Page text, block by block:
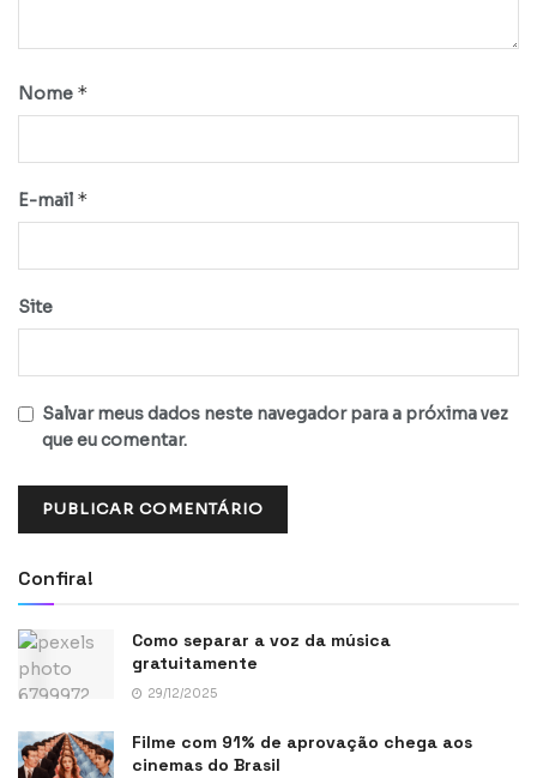
Nome *
E-mail *
Site
Salvar meus dados neste navegador para a próxima vez
que eu comentar.
Confira!
Como separar a voz da música
gratuitamente
29/12/2025
Filme com 91% de aprovação chega aos
cinemas do Brasil